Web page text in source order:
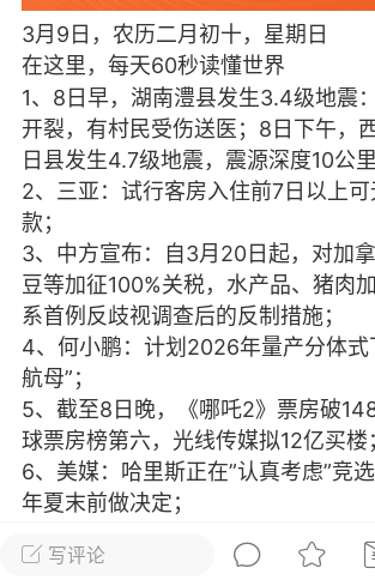
美业357 芯诗妍
每次200金币 点击
师 小熊水光
爆汗熊
脂
建术
DRYY面膜 微晶溶斑术
爆款平台 Lv.8 靓号
加盟商
26 23:18
闪充小白罐
本/双效闪充，养出紧致小白脸！一、
充小白罐 = 闪充大白肌（仪器）× 草
产品）×极光嫩肤啫喱（产品）这是一
护...写评论
3月9日，农历二月初十，星期日
在这里，每天60秒读懂世界
1、8日早，湖南澧县发生3.4级地震
开裂，有村民受伤送医；8日下午，
日县发生4.7级地震，震源深度10公里
2、三亚：试行客房入住前7日以上
款；
3、中方宣布：自3月20日起，对加
豆等加征100%关税，水产品、猪肉
系首例反歧视调查后的反制措施；
4、何小鹏：计划2026年量产分体式
航母”；
5、截至8日晚，《哪吒2》票房破
球票房榜第六，光线传媒拟12亿买楼
6、美媒：哈里斯正在”认真考虑”竞
年夏末前做决定；
7、美国防部开始裁员，本周约有
员开始收到解雇通知，另有超3万名